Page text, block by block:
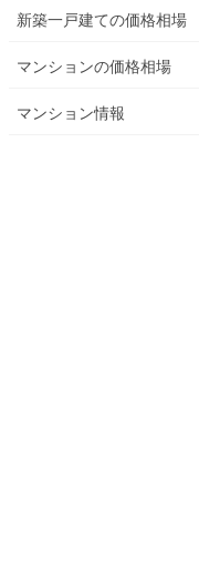
新築一戸建ての価格相場
マンションの価格相場
マンション情報